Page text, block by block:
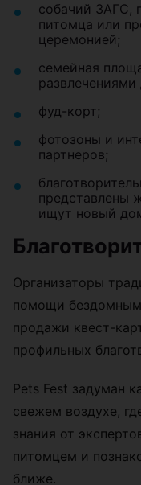
собачий ЗАГС,
питомца или
церемонией;
семейная
развлечениями
фуд-корт;
фотозоны и
партнеров;
представлены
ищут новый
Организаторы
помощи
продажи квест-
профильных
Pets Fest задуман
свежем воздухе,
знания от
питомцем и
ближе.